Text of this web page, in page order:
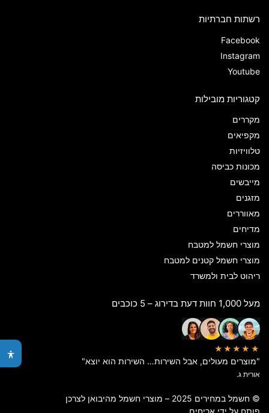
רשתות חברתיות
Facebook
Instagram
Youtube
קטגוריות מובילות
מקררים
מקפיאים
טלוויזיות
מכונות כביסה
מייבשים
מזגנים
מאווררים
מדיחים
מוצרי חשמל למטבח
מוצרי חשמל קטנים למטבח
ריהוט לבית ולמשרד
מעל 1,000 חוות דעת בדירוג – 5 כוכבים
★★★★★
"מוצרים מעולים, אבל השירות… השירות הוא יוצא"
אורית ג.
© חשמל במחירים 2025 – מוצרי חשמל מהיבואן לצרכן